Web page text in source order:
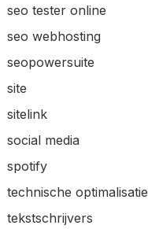
seo tester online
seo webhosting
seopowersuite
site
sitelink
social media
spotify
technische optimalisatie
tekstschrijvers